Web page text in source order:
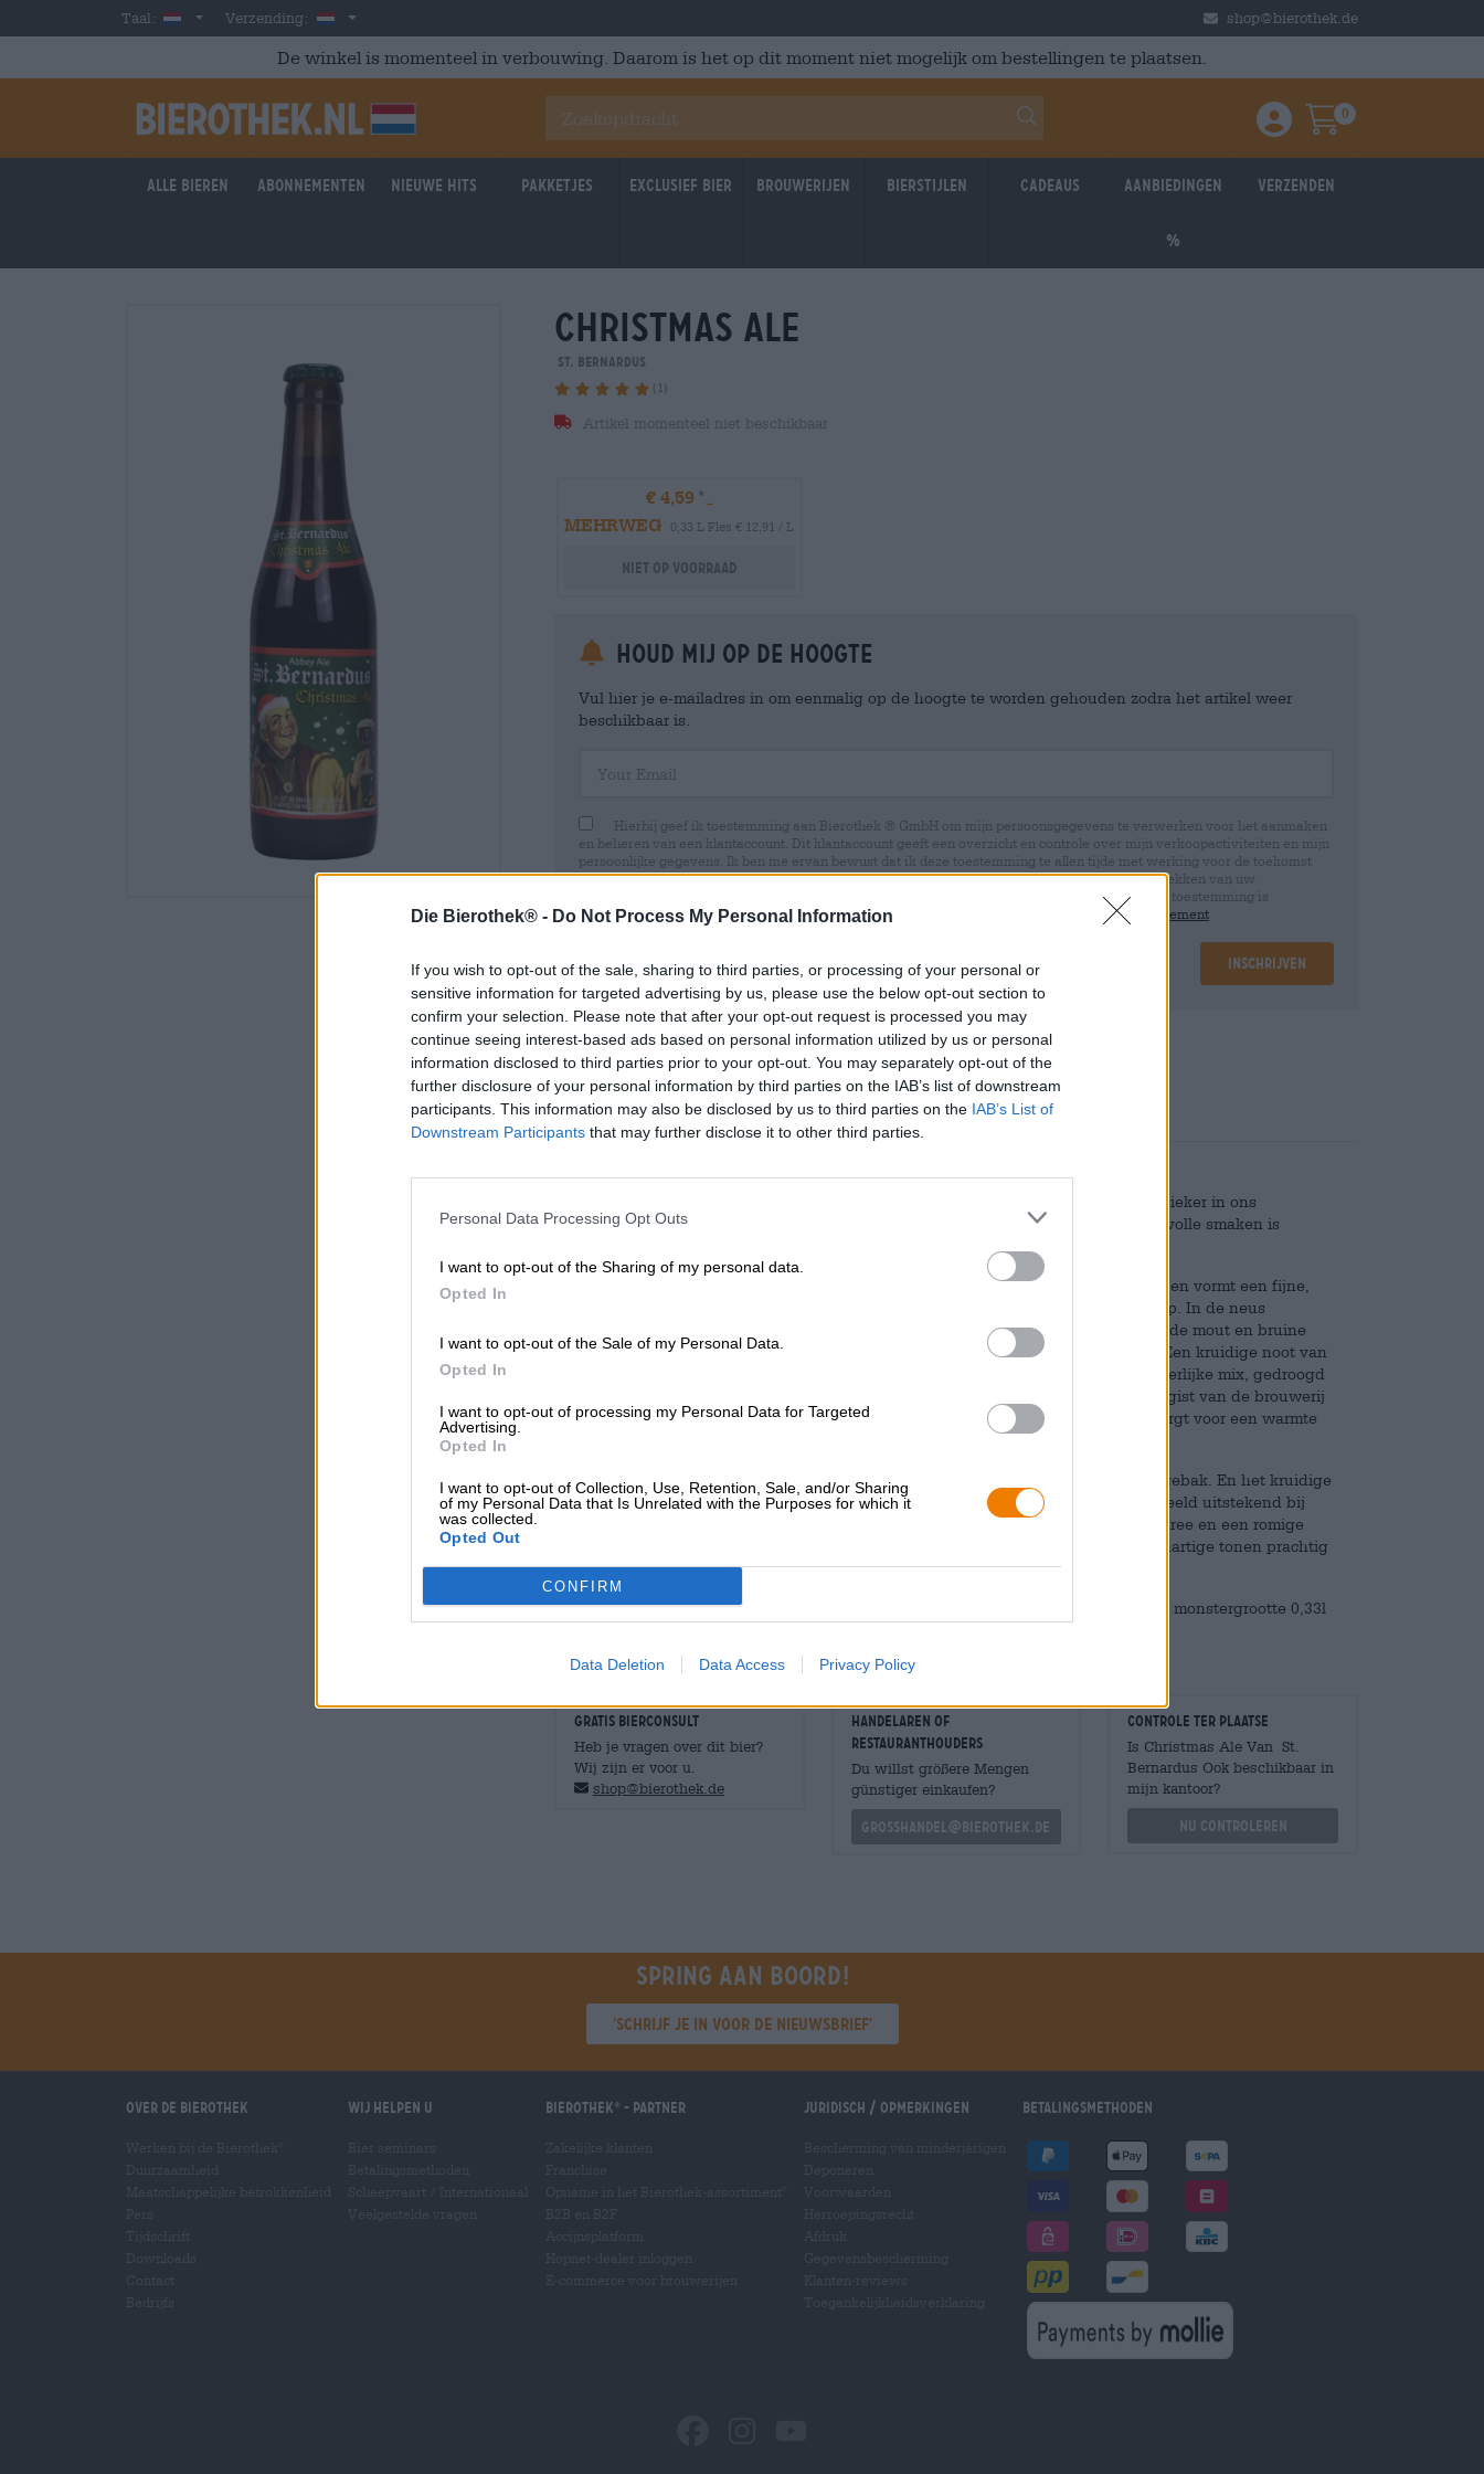
Die Bierothek® - Do Not Process My Personal Information
If you wish to opt-out of the sale, sharing to third parties, or processing of your personal or
sensitive information for targeted advertising by us, please use the below opt-out section to
confirm your selection. Please note that after your opt-out request is processed you may
continue seeing interest-based ads based on personal information utilized by us or personal
information disclosed to third parties prior to your opt-out. You may separately opt-out of the
further disclosure of your personal information by third parties on the IAB’s list of downstream
participants. This information may also be disclosed by us to third parties on the IAB’s List of
Downstream Participants that may further disclose it to other third parties.
Personal Data Processing Opt Outs
I want to opt-out of the Sharing of my personal data.
Opted In
I want to opt-out of the Sale of my Personal Data.
Opted In
I want to opt-out of processing my Personal Data for Targeted
Advertising.
Opted In
I want to opt-out of Collection, Use, Retention, Sale, and/or Sharing
of my Personal Data that Is Unrelated with the Purposes for which it
was collected.
Opted Out
CONFIRM
Data Deletion Data Access Privacy Policy
Skip to main content
Taal: DutchVerzending: Nederland shop@bierothek.de
De winkel is momenteel in verbouwing. Daarom is het op dit moment niet mogelijk om bestellingen te plaatsen.
Einloggen / Anmelden
Warenkorb
0
Alle bieren Abonnementen Nieuwe hits Pakketjes Exclusief Bier Brouwerijen Bierstijlen Cadeaus Aanbiedingen
%
Verzenden
christmas ale
St. Bernardus
(1)
Artikel momenteel niet beschikbaar
€ 4,59
MEHRWEG
0,33 L Fles € 12,91 / L
Niet op voorraad
Houd mij op de hoogte
Vul hier je e-mailadres in om eenmalig op de hoogte te worden gehouden zodra het artikel weer
beschikbaar is.
Hierbij geef ik toestemming aan Bierothek ® GmbH om mijn persoonsgegevens te verwerken voor het aanmaken
en beheren van een klantaccount. Dit klantaccount geeft een overzicht en controle over mijn verkoopactiviteiten en mijn
persoonlijke gegevens. Ik ben me ervan bewust dat ik deze toestemming te allen tijde met werking voor de toekomst
kan intrekken door een e-mail te sturen naar shop@bierothek.de. Wij informeren u dat het intrekken van uw
toestemming geen invloed heeft op de rechtmatigheid van de verwerking die op basis van uw toestemming is
uitgevoerd tot het moment van intrekking. Meer informatie vindt u in onze
data protection statement
Inschrijven
* Prijzen zijn inclusief wettelijke BTW. PlusScheepvaart plusDeponeren
* Prijzen zijn inclusief accijns
Omschrijving Info Beoordelingen (1)
De Christmas Ale van de Belgische brouwerij St. Bernardus is opnieuw een klassieker in ons
assortiment feestelijke kerstbieren. Met zijn winterse karakter en overvloed aan volle smaken is
De quadrupel vloeit in een diepe, donkere mahoniehouten toon het glas binnen en vormt een fijne,
melkschuimachtige kroon. Uit het licht getinte schuim stijgt een rijk fruitaroma op. In de neus
ontmoeten gedroogde rode bessen rozijnen, gedroogde pruimen, donker gebrande mout en bruine
suiker. De eerste smaak is een fruitig bier met een hele reeks winterse smaken. Een kruidige noot van
anijs combineert met fluweelzachte karamel en geroosterde kastanjes tot een heerlijke mix, gedroogd
fruit en delicaat smeltende chocolade complementeren het aromaspel. De eigen gist van de brouwerij
geeft het bier een extra mooie complexiteit. Het alcoholpercentage van 10,0% zorgt voor een warmte
die zich uitstrekt van de tong tot aan de maag en je van binnenuit verwarmt.
St. Bernardus Christmas Ale is de perfecte metgezel voor chocoladedesserts en gebak. En het kruidige
winterbier past ook perfect bij wildgerechten. De Christmas Ale smaakt bijvoorbeeld uitstekend bij
langzaam gestoofd hertenvlees met spruitjes en spek, boterachtige aardappelpuree en een romige
rode wijnsaus. De elegante kruiden en complexe structuur complementeren de hartige tonen prachtig
en maken het kerstdiner tot een echt hoogtepunt.
Wij hebben de Christmas Ale in twee praktische maten in ons assortiment: in de monstergrootte 0,33l
GRATIS BIERCONSULT
Heb je vragen over dit bier?
Wij zijn er voor u.
shop@bierothek.de
handelaren of
restauranthouders
Du willst größere Mengen
günstiger einkaufen?
grosshandel@bierothek.de
Controle ter plaatse
Is Christmas Ale Van St.
Bernardus Ook beschikbaar in
mijn kantoor?
Nu controleren
Spring aan boord!
'Schrijf je in voor de nieuwsbrief'
Over de Bierothek Wij helpen u Bierothek - Partner Juridisch / Opmerkingen Betalingsmethoden